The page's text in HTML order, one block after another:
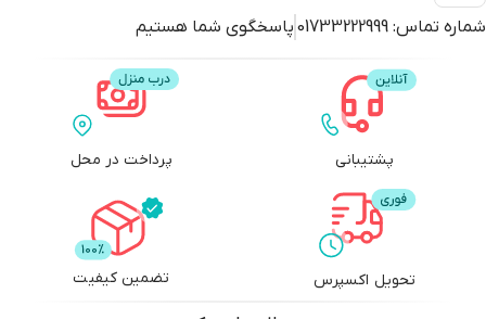
شماره تماس: 01733222999 پاسخگوی شما هستیم
پشتیبانی پرداخت در محل
تحویل اکسپرس تضمین کیفیت